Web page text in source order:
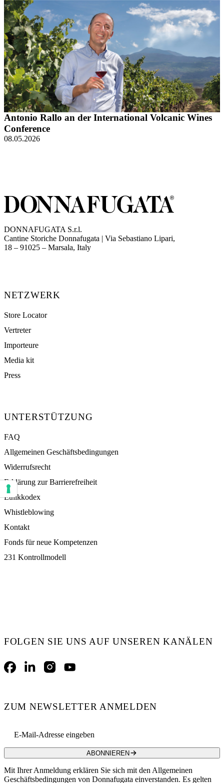
Antonio Rallo an der International Volcanic Wines
Conference
08.05.2026
DONNAFUGATA S.r.l.
Cantine Storiche Donnafugata | Via Sebastiano Lipari,
18 – 91025 – Marsala, Italy(opens in new tab)
NETZWERK
Store Locator
Vertreter
Importeure
Media kit
Press
UNTERSTÜTZUNG
FAQ
Allgemeinen Geschäftsbedingungen
Widerrufsrecht
Erklärung zur Barrierefreiheit
Ethikkodex
Whistleblowing
Kontakt
Fonds für neue Kompetenzen
231 Kontrollmodell
FOLGEN SIE UNS AUF UNSEREN KANÄLEN
FacebookLinkedInInstagramYouTube
ZUM NEWSLETTER ANMELDEN
ABONNIEREN
Mit Ihrer Anmeldung erklären Sie sich mit den Allgemeinen
Geschäftsbedingungen von Donnafugata einverstanden. Es gelten
Ihre Einstellungen für Einwilligungen für Tracking Technologien